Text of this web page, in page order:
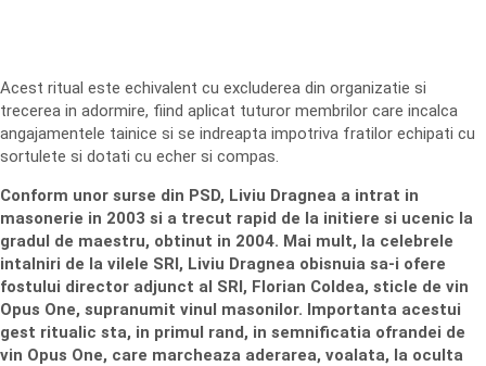
Acest ritual este echivalent cu excluderea din organizatie si
trecerea in adormire, fiind aplicat tuturor membrilor care incalca
angajamentele tainice si se indreapta impotriva fratilor echipati cu
sortulete si dotati cu echer si compas.
Conform unor surse din PSD, Liviu Dragnea a intrat in
masonerie in 2003 si a trecut rapid de la initiere si ucenic la
gradul de maestru, obtinut in 2004. Mai mult, la celebrele
intalniri de la vilele SRI, Liviu Dragnea obisnuia sa-i ofere
fostului director adjunct al SRI, Florian Coldea, sticle de vin
Opus One, supranumit vinul masonilor. Importanta acestui
gest ritualic sta, in primul rand, in semnificatia ofrandei de
vin Opus One, care marcheaza aderarea, voalata, la oculta